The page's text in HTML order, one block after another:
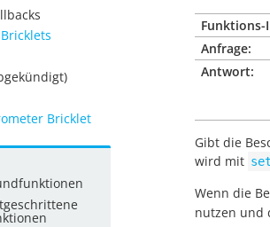
Bricklet
Funktions-
Anfrage:
Antwort:
Gibt die
wird mit
Wenn die
nutzen und